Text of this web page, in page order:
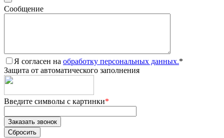
Сообщение
Я согласен на обработку персональных данных.*
Защита от автоматического заполнения
Введите символы с картинки*